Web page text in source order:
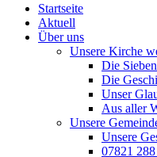
Startseite
Aktuell
Über uns
Unsere Kirche
Die
Die
Unser
Aus aller
Unsere
Unsere
07821